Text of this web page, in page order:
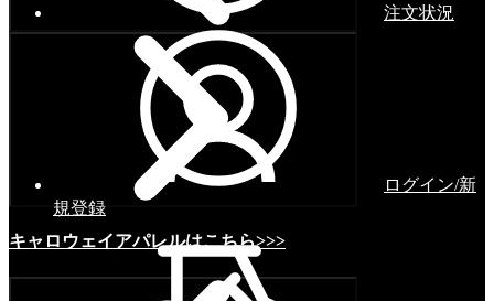
キャロウェイアパレルはこちら>>>
注文状況
ログイン/新
規登録